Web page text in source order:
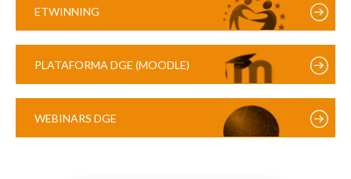
ETWINNING
PLATAFORMA DGE (MOODLE)
WEBINARS DGE